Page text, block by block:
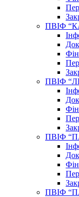
ПВІФ
ПВІФ
ПВІФ
ПВІФ